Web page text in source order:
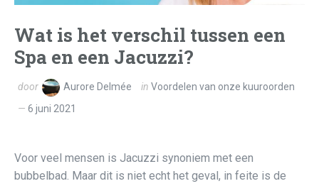
Wat is het verschil tussen een
Spa en een Jacuzzi?
door Aurore Delmée in Voordelen van onze kuuroorden
6 juni 2021
Voor veel mensen is Jacuzzi synoniem met een
bubbelbad. Maar dit is niet echt het geval, in feite is de